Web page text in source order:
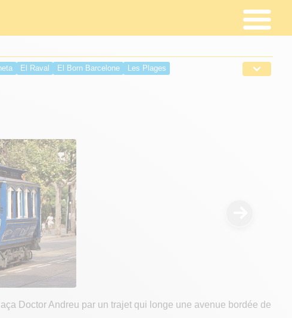
El Raval El Born Barcelone
Les Plages
Doctor Andreu par un trajet qui longe une avenue bordée de